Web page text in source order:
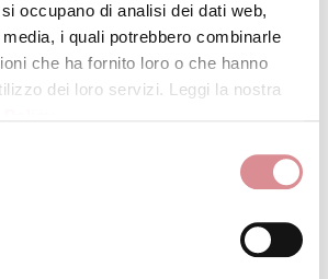
occupano di analisi dei dati web,
i quali potrebbero combinarle
che ha fornito loro o che hanno
dei loro servizi. Leggi la nostra
UNA PROVA